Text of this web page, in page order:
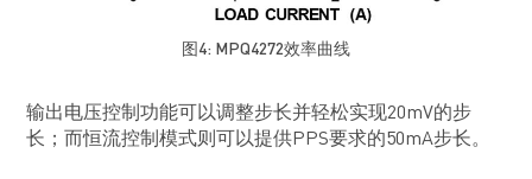
图4: MPQ4272效率曲线
输出电压控制功能可以调整步长并轻松实现20mV的步
长；而恒流控制模式则可以提供PPS要求的50mA步长。